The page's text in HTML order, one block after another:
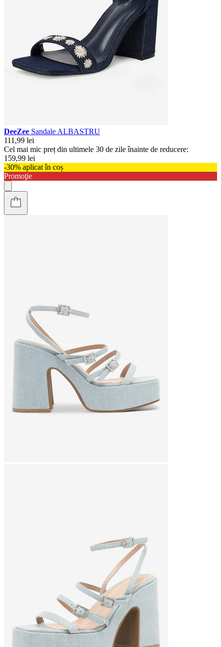
DeeZee Sandale ALBASTRU
111,99 lei
Cel mai mic preț din ultimele 30 de zile înainte de reducere:
159,99 lei
-30% aplicat în coș
Promoţie